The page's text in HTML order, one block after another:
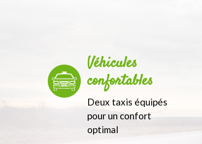
Véhicules
confortables
Deux taxis équipés
pour un confort
optimal